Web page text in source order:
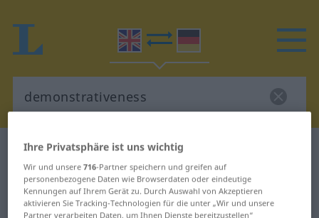
Englisch-Deutsch Wörterbuch
Englisch-Deutsch Übersetzung für
"demonstrativeness"
Ihre Privatsphäre ist uns wichtig
Wir und unsere716-Partner speichern und greifen auf
personenbezogene Daten wie Browserdaten oder eindeutige
Kennungen auf Ihrem Gerät zu. Durch Auswahl von Akzeptieren
aktivieren Sie Tracking-Technologien für die unter „Wir und unsere
Partner verarbeiten Daten, um Ihnen Dienste bereitzustellen“